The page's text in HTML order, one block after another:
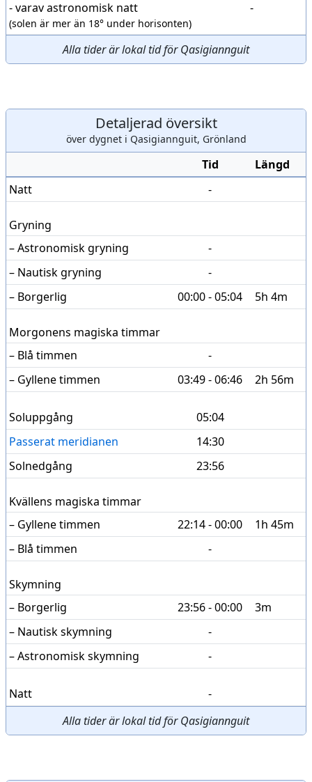
- varav astronomisk natt
(solen är mer än 18° under horisonten)
-
Alla tider är lokal tid för Qasigiannguit
Detaljerad översikt
över dygnet i Qasigiannguit, Grönland
Tid
Längd
Natt
-
Gryning
– Astronomisk gryning
-
– Nautisk gryning
-
– Borgerlig
00:00 - 05:04 5h 4m
Morgonens magiska timmar
– Blå timmen
-
– Gyllene timmen
03:49 - 06:46 2h 56m
Soluppgång
05:04
Passerat meridianen
14:30
Solnedgång
23:56
Kvällens magiska timmar
– Gyllene timmen
22:14 - 00:00
1h 45m
– Blå timmen
-
Skymning
– Borgerlig
23:56 - 00:00
3m
– Nautisk skymning
-
– Astronomisk skymning
-
Natt
-
Alla tider är lokal tid för Qasigiannguit